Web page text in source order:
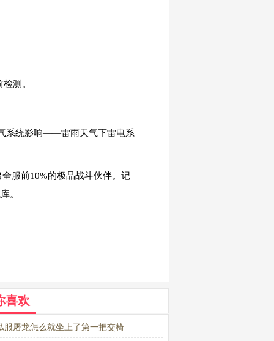
测。
系统影响——雷雨天气下雷电系
服前10%的极品战斗伙伴。记
。
喜欢
服屠龙怎么就坐上了第一把交椅